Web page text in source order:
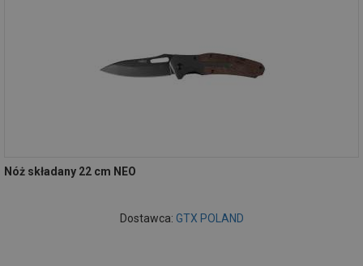
Nóż składany 22 cm NEO
Dostawca: GTX POLAND